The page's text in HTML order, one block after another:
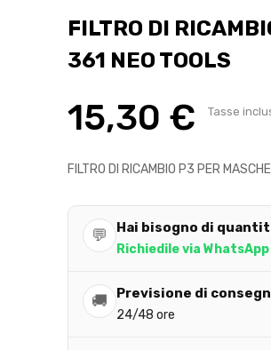
FILTRO DI
361 NEO TOOLS
15,30 € Tasse
FILTRO DI RICAMBIO P3 PER
💬 Hai bisogno di
Richiedile via WhatsApp
🚚 Previsione di
24/48 ore